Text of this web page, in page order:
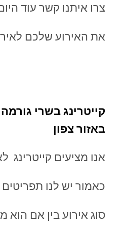
צרו איתנו קשר עוד
את האירוע שלכם
קייטרינג בשרי
באזור צפון
אנו מציעים קייטרינג
כאמור יש לנו
סוג אירוע בין אם